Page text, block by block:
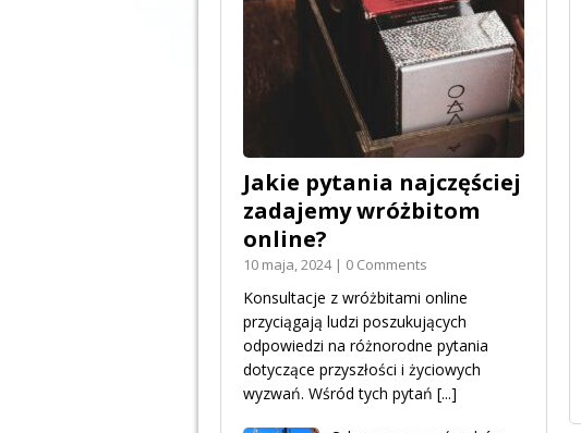
Jakie pytania najczęściej
zadajemy wróżbitom
online?
10 maja, 2024 | 0 Comments
Konsultacje z wróżbitami online
przyciągają ludzi poszukujących
odpowiedzi na różnorodne pytania
dotyczące przyszłości i życiowych
wyzwań. Wśród tych pytań [...]